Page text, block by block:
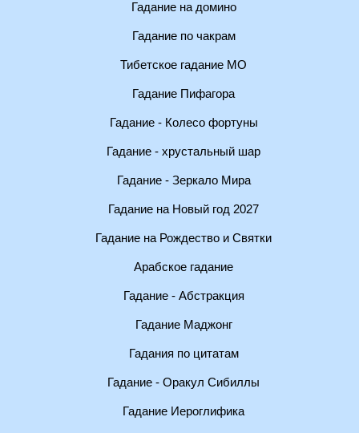
Гадание на домино
Гадание по чакрам
Тибетское гадание МО
Гадание Пифагора
Гадание - Колесо фортуны
Гадание - хрустальный шар
Гадание - Зеркало Мира
Гадание на Новый год 2027
Гадание на Рождество и Святки
Арабское гадание
Гадание - Абстракция
Гадание Маджонг
Гадания по цитатам
Гадание - Оракул Сибиллы
Гадание Иероглифика